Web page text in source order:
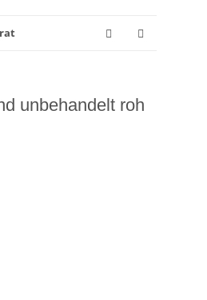
unbehandelt roh